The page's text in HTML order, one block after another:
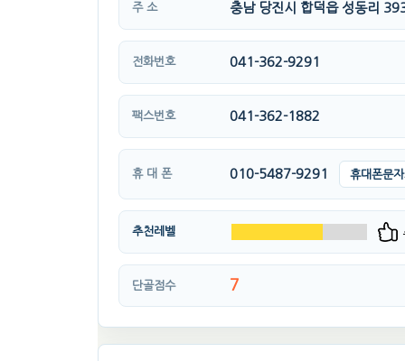
주 소 충남 당진시 합덕읍 성동리
전화번호 041-362-9291
팩스번호 041-362-1882
휴 대 폰 010-5487-9291 휴대폰문
추천레벨
단골점수 7